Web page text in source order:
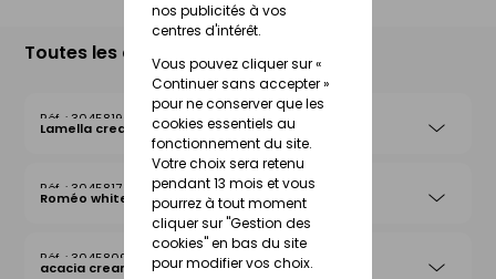
nos publicités à vos
centres d'intérêt.
Vous pouvez cliquer sur «
Continuer sans accepter »
pour ne conserver que les
cookies essentiels au
fonctionnement du site.
Votre choix sera retenu
pendant 13 mois et vous
pourrez à tout moment
cliquer sur "Gestion des
cookies" en bas du site
pour modifier vos choix.
Toutes les déclinaisons
30458190
Lamella cream
30458174
Roméo white
30458092
acacia cream